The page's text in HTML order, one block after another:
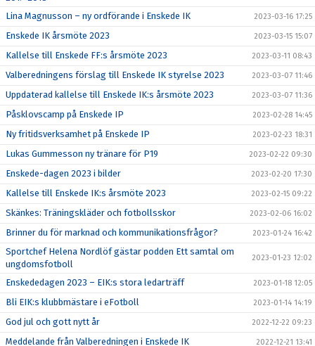
Lina Magnusson – ny ordförande i Enskede IK 2023-03-16 17:25
Enskede IK årsmöte 2023 2023-03-15 15:07
Kallelse till Enskede FF:s årsmöte 2023 2023-03-11 08:43
Valberedningens förslag till Enskede IK styrelse 2023 2023-03-07 11:46
Uppdaterad kallelse till Enskede IK:s årsmöte 2023 2023-03-07 11:36
Påsklovscamp på Enskede IP 2023-02-28 14:45
Ny fritidsverksamhet på Enskede IP 2023-02-23 18:31
Lukas Gummesson ny tränare för P19 2023-02-22 09:30
Enskede-dagen 2023 i bilder 2023-02-20 17:30
Kallelse till Enskede IK:s årsmöte 2023 2023-02-15 09:22
Skänkes: Träningskläder och fotbollsskor 2023-02-06 16:02
Brinner du för marknad och kommunikationsfrågor? 2023-01-24 16:42
Sportchef Helena Nordlöf gästar podden Ett samtal om
ungdomsfotboll
2023-01-23 12:02
Enskededagen 2023 – EIK:s stora ledarträff 2023-01-18 12:05
Bli EIK:s klubbmästare i eFotboll 2023-01-14 14:19
God jul och gott nytt år 2022-12-22 09:23
Meddelande från Valberedningen i Enskede IK 2022-12-21 13:41